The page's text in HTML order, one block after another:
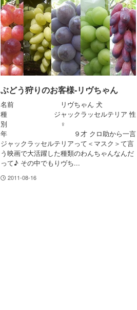
ぶどう狩りのお客様-リヴちゃん
名前 リヴちゃん 犬
種 ジャックラッセルテリア 性
別 ♀
年 ９才 クロ助から一言
ジャックラッセルテリアって＜マスク＞て言
う映画で大活躍した種類のわんちゃんなんだ
って♪ その中でもりヴち...
2011-08-16